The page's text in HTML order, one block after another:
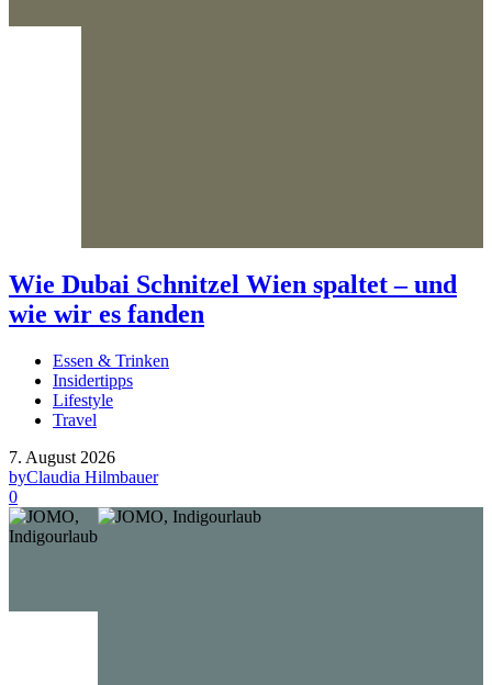
Wie Dubai Schnitzel Wien spaltet – und
wie wir es fanden
Essen & Trinken
Insidertipps
Lifestyle
Travel
7. August 2026
byClaudia Hilmbauer
0